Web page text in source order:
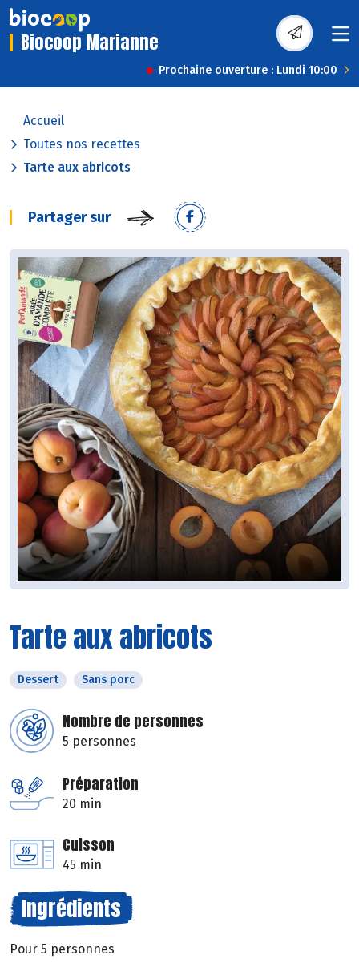
Biocoop Marianne
Prochaine ouverture : Lundi 10:00
Accueil
Toutes nos recettes
Tarte aux abricots
Partager sur
Tarte aux abricots
Dessert Sans porc
Nombre de personnes
5 personnes
Préparation
20 min
Cuisson
45 min
Ingrédients
Pour 5 personnes